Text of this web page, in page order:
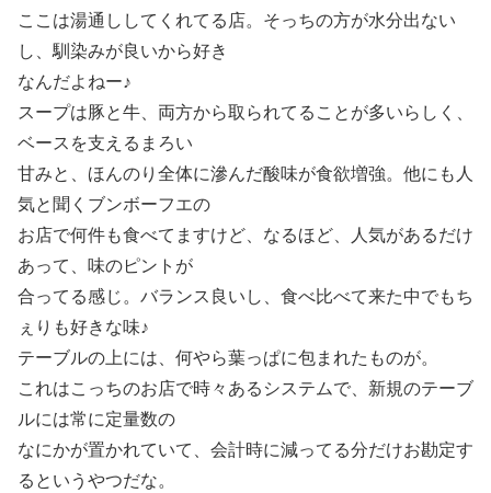
ここは湯通ししてくれてる店。そっちの方が水分出ない
し、馴染みが良いから好き
なんだよねー♪
スープは豚と牛、両方から取られてることが多いらしく、
ベースを支えるまろい
甘みと、ほんのり全体に滲んだ酸味が食欲増強。他にも人
気と聞くブンボーフエの
お店で何件も食べてますけど、なるほど、人気があるだけ
あって、味のピントが
合ってる感じ。バランス良いし、食べ比べて来た中でもち
ぇりも好きな味♪
テーブルの上には、何やら葉っぱに包まれたものが。
これはこっちのお店で時々あるシステムで、新規のテーブ
ルには常に定量数の
なにかが置かれていて、会計時に減ってる分だけお勘定す
るというやつだな。